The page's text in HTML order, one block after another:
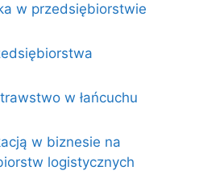
w przedsiębiorstwie
w łańcuchu
w biznesie na
logistycznych